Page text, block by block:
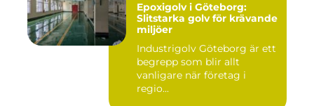
Epoxigolv i Göteborg:
Slitstarka golv för krävande
miljöer
Industrigolv Göteborg är ett
begrepp som blir allt
vanligare när företag i
regio...